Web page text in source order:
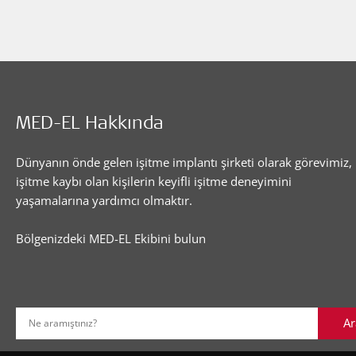
MED-EL Hakkında
Dünyanın önde gelen işitme implantı şirketi olarak görevimiz,
işitme kaybı olan kişilerin keyifli işitme deneyimini
yaşamalarına yardımcı olmaktır.
Bölgenizdeki MED-EL Ekibini bulun
Ne aramıştınız?